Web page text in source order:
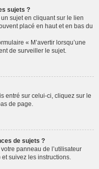
sujets ?
sujet en cliquant sur le lien
placé en haut et en bas du
« M’avertir lorsqu’une
de surveiller le sujet.
entré sur celui-ci, cliquez sur le
de page.
de sujets ?
panneau de l’utilisateur
et suivez les instructions.